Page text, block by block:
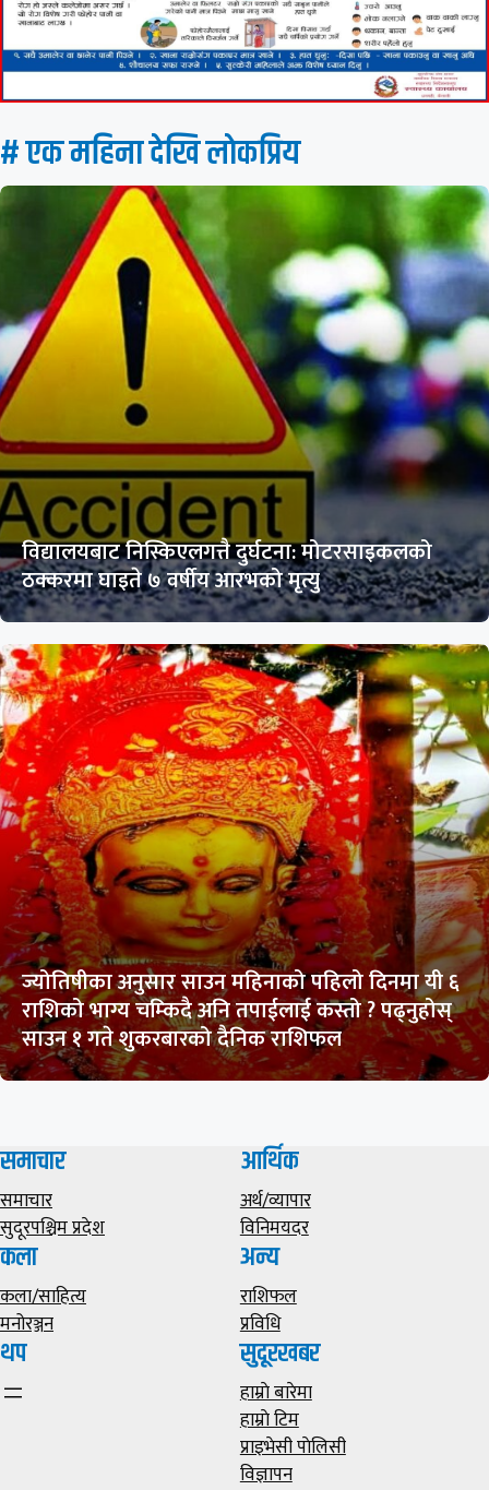
# एक महिना देखि लाेकप्रिय
विद्यालयबाट निस्किएलगत्तै दुर्घटना: मोटरसाइकलको
ठक्करमा घाइते ७ वर्षीय आरभको मृत्यु
ज्योतिषीका अनुसार साउन महिनाको पहिलो दिनमा यी ६
राशिको भाग्य चम्किदै अनि तपाईलाई कस्तो ? पढ्नुहोस्
साउन १ गते शुकरबारको दैनिक राशिफल
समाचार
समाचार
सुदूरपश्चिम प्रदेश
आर्थिक
अर्थ/व्यापार
विनिमयदर
कला
कला/साहित्य
मनोरञ्जन
अन्य
राशिफल
प्रविधि
थप सुदूरखबर
हाम्राे बारेमा
हाम्राे टिम
प्राइभेसी पाेलिसी
विज्ञापन